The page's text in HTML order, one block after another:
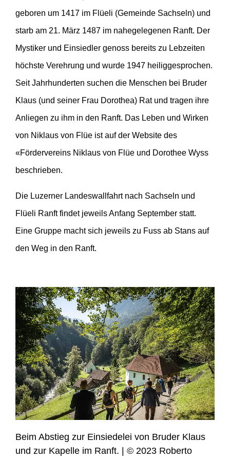
6. Jahrhundert |Rückgang der
Wallfahrt während der Reformation;
Zusammenrücken der katholischen
Stände, Einsiedeln wird deren
religiöses Zentrum. Offizielle
Wallfahrten der katholischen
eidgenössischen Stände werden
zahlreicher.
Ab 1680 | jährlich mehr als 100’000
Pilger in Einsiedeln
Revolutionsregierung verbietet
Wallfahrt nach Einsiedeln
1798 |Helvetische Regierung versucht
Wallfahrten zu unterbinden, ebenso der
ab 1815 |Wiederaufblühen der
Wallfahrt
19./20. Jahrhundert |Eisenbahn und
Busfahrten verändern die Wallfahrt
tiefgreifend
20. Jahrhundert |Einbrüche während
der beiden Weltkriegen; starke
Zunahme nach dem 2. Weltkrieg,
ansprechen, die sich auf ein sportlich-spirituelles
Gemeinschaftserlebnis einlassen möchten.
Willkommen sind alle, die gerne auf dem Velo
unterwegs sind, genügend Ausdauer darauf haben
und Lust auf eine neue Er-Fahrung. Die Strecke
misst rund 75 km mit ingesamt gut 1300 m Anstieg.
Sie führt entlang des Vierwaldstättersees nach
Küssnacht, Weggis, Vitznau und Brunnen, weiter
über die Ibergeregg (1406 m) ins Ybrig und vorbei
am Sihlsee nach Einsiedeln.
Zur Tour auf schweizmobil.ch
geboren um 1417 im Flüeli (Gemeinde Sachseln) und
starb am 21. März 1487 im nahegelegenen Ranft. Der
Mystiker und Einsiedler genoss bereits zu Lebzeiten
höchste Verehrung und wurde 1947 heiliggesprochen.
Seit Jahrhunderten suchen die Menschen bei Bruder
Klaus (und seiner Frau Dorothea) Rat und tragen ihre
Anliegen zu ihm in den Ranft. Das Leben und Wirken
von Niklaus von Flüe ist auf der Website des
«Fördervereins Niklaus von Flüe und Dorothee Wyss
beschrieben.
Die Luzerner Landeswallfahrt nach Sachseln und
Flüeli Ranft findet jeweils Anfang September statt.
Eine Gruppe macht sich jeweils zu Fuss ab Stans auf
den Weg in den Ranft.
Beim Abstieg zur Einsiedelei von Bruder Klaus
und zur Kapelle im Ranft. | © 2023 Roberto